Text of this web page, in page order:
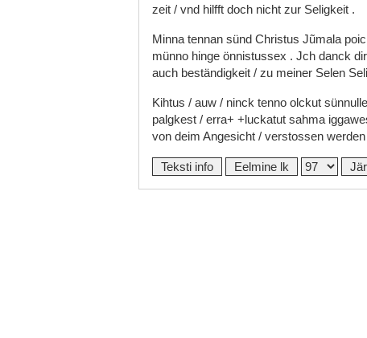
zeit / vnd hilfft doch nicht zur Seligkeit .
Minna tennan sünd Christus Jũmala
münno hinge önnistussex . Jch danck dir
auch beständigkeit / zu meiner Selen
Kihtus / auw / ninck tenno olckut sünnulle
palgkest / erra+ +luckatut sahma
von deim Angesicht / verstossen werden
Teksti info Eelmine lk